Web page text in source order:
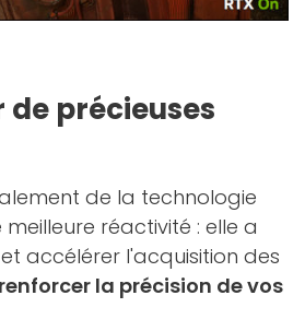
de précieuses
de la technologie
réactivité : elle a
accélérer l'acquisition des
renforcer la précision de vos